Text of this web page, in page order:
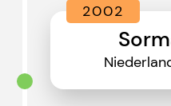
2002